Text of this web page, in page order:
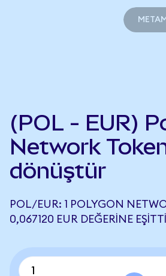
(POL - EUR)
Network
dönüştür
POL/EUR: 1 POLYGON
0,067120 EUR DEĞERINE